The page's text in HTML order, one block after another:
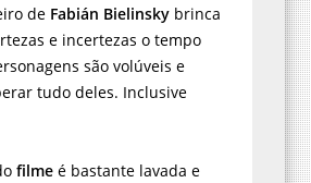
de Fabián Bielinsky brinca
e incertezas o tempo
são volúveis e
tudo deles. Inclusive
filme é bastante lavada e